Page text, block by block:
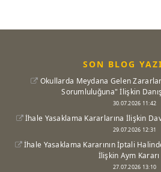
SON BLOG
Okullarda Meydana Gelen
Sorumluluğuna" İlişkin
30.07.2026 11:42
İhale Yasaklama Kararlarına İlişkin
29.07.2026 12:31
İhale Yasaklama Kararının İptali
İlişkin Aym
27.07.2026 13:10